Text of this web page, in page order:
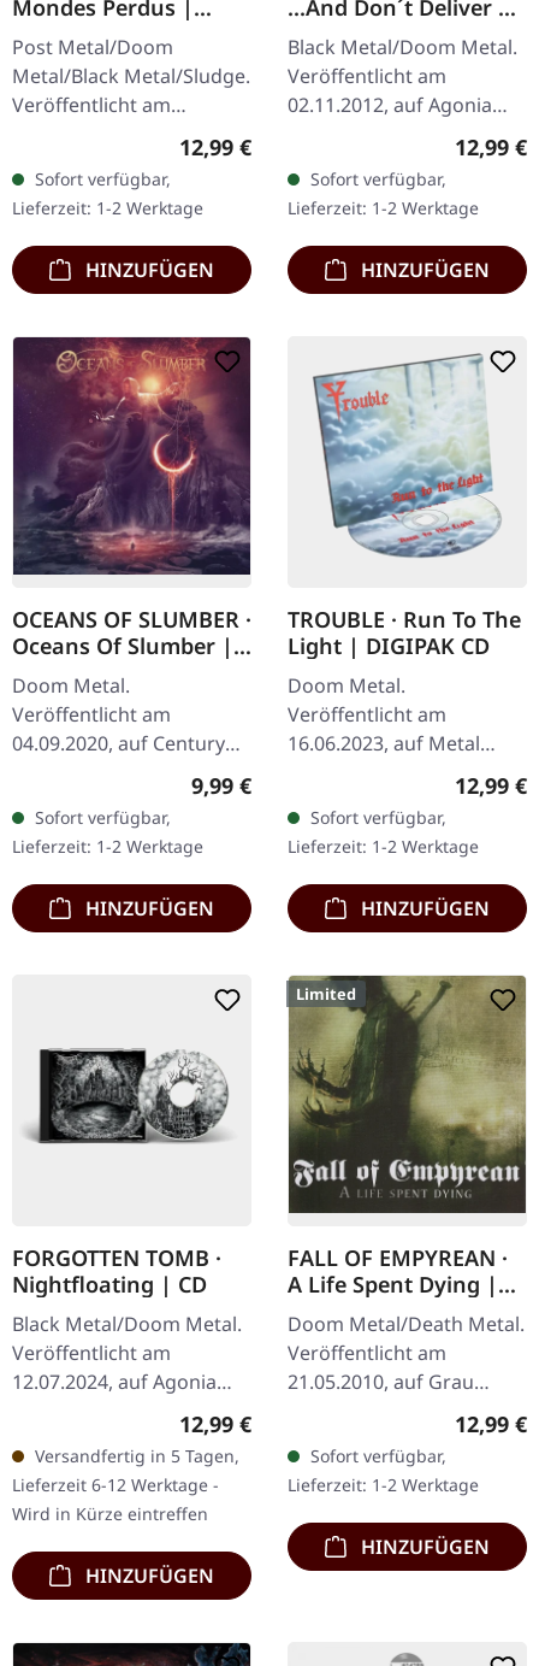
Mondes Perdus |
DIGISLEEVE CD
Post Metal/Doom
Metal/Black Metal/Sludge.
Veröffentlicht am
11.03.2022, auf Pelagic
Records. CD im 6-seitigen
Digisleeve mit 26-seitigem
Booklet.…
Regulärer Preis:
12,99 €
Sofort verfügbar,
Lieferzeit: 1-2 Werktage
HINZUFÜGEN
...And Don´t Deliver Us
From Evil | CD
Black Metal/Doom Metal.
Veröffentlicht am
02.11.2012, auf Agonia
Records. CD im Jewelcase.
Forgotten Tomb kehren
mit ihrem eindringlichen
Werk "..…
12,99 €
Sofort verfügbar,
Lieferzeit: 1-2 Werktage
HINZUFÜGEN
OCEANS OF SLUMBER ·
Oceans Of Slumber |
CD
Doom Metal.
Veröffentlicht am
04.09.2020, auf Century
Media Records. CD im
Jewelcase. "Oceans Of
Slumber" ist eine
meisterhafte Erkundung
der Tiefen…
Regulärer Preis:
9,99 €
Sofort verfügbar,
Lieferzeit: 1-2 Werktage
HINZUFÜGEN
TROUBLE · Run To The
Light | DIGIPAK CD
Doom Metal.
Veröffentlicht am
16.06.2023, auf Metal
Blade Records. CD im
DigiPak. Das Album "Run
to the Light" von Trouble
ist ein wesentlicher…
12,99 €
Sofort verfügbar,
Lieferzeit: 1-2 Werktage
HINZUFÜGEN
FORGOTTEN TOMB ·
Nightfloating | CD
Black Metal/Doom Metal.
Veröffentlicht am
12.07.2024, auf Agonia
Records. CD im Jewelcase.
Diese eindringliche
Sammlung von Forgotten
Tomb liefert…
Regulärer Preis:
12,99 €
Versandfertig in 5 Tagen,
Lieferzeit 6-12 Werktage -
Wird in Kürze eintreffen
HINZUFÜGEN
Limited
FALL OF EMPYREAN ·
A Life Spent Dying |
CD
Doom Metal/Death Metal.
Veröffentlicht am
21.05.2010, auf Grau
Records. Jewelcase CD,
Album, Limitierte Auflage
Das Album "A Life Spent
Dying" von…
12,99 €
Sofort verfügbar,
Lieferzeit: 1-2 Werktage
HINZUFÜGEN